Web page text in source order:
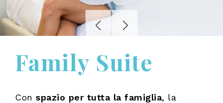
Family Suite
Con spazio per tutta la famiglia, la